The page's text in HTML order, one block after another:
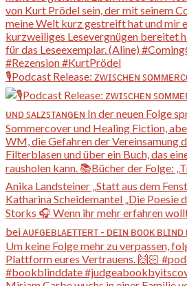
🎙️Podcast Release: ᴢᴡɪꜱᴄʜᴇɴ